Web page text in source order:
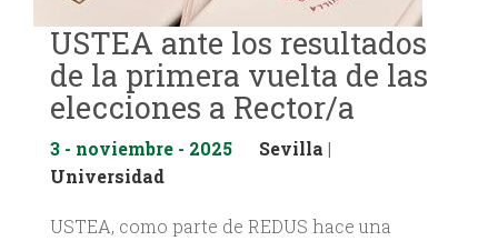
USTEA ante los resultados
de la primera vuelta de las
elecciones a Rector/a
3 - noviembre - 2025 Sevilla |
Universidad
USTEA, como parte de REDUS hace una